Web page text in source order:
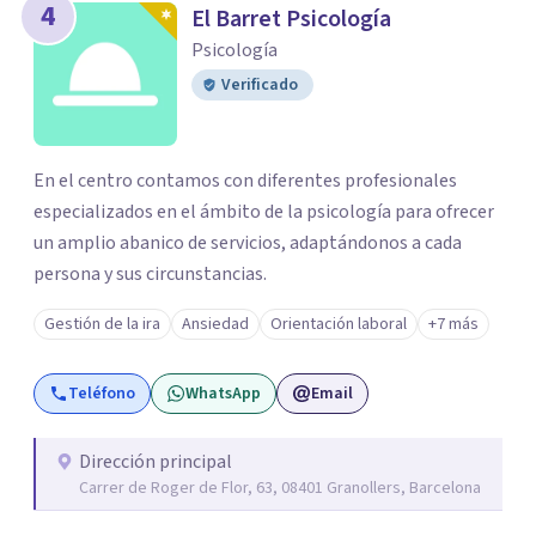
4 El Barret Psicología
Psicología
Verificado
En el centro contamos con diferentes profesionales
especializados en el ámbito de la psicología para ofrecer
un amplio abanico de servicios, adaptándonos a cada
persona y sus circunstancias.
Gestión de la ira Ansiedad Orientación laboral +7 más
Teléfono WhatsApp Email
Dirección principal
Carrer de Roger de Flor, 63, 08401 Granollers, Barcelona